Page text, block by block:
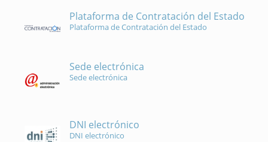
Plataforma de Contratación del Estado
Plataforma de Contratación del Estado
Sede electrónica
Sede electrónica
DNI electrónico
DNI electrónico